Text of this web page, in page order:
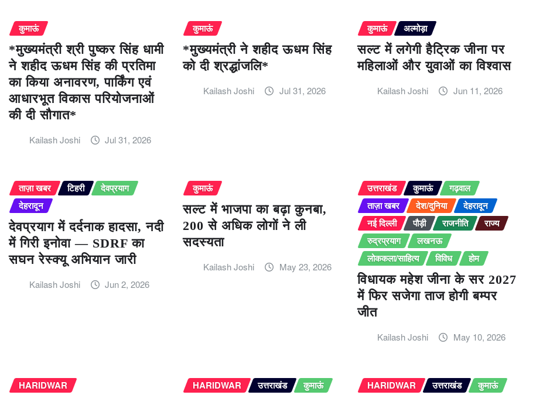
कुमाऊं
*मुख्यमंत्री श्री पुष्कर सिंह धामी
ने शहीद ऊधम सिंह की प्रतिमा
का किया अनावरण, पार्किंग एवं
आधारभूत विकास परियोजनाओं
की दी सौगात*
Kailash Joshi Jul 31, 2026
कुमाऊं
*मुख्यमंत्री ने शहीद ऊधम सिंह
को दी श्रद्धांजलि*
Kailash Joshi Jul 31, 2026
कुमाऊं अल्मोड़ा
सल्ट में लगेगी हैट्रिक जीना पर
महिलाओं और युवाओं का विश्वास
Kailash Joshi Jun 11, 2026
ताज़ा खबर टिहरी
देवप्रयाग
देहरादून
देवप्रयाग में दर्दनाक हादसा, नदी
में गिरी इनोवा — SDRF का
सघन रेस्क्यू अभियान जारी
Kailash Joshi Jun 2, 2026
कुमाऊं
सल्ट में भाजपा का बढ़ा कुनबा,
200 से अधिक लोगों ने ली
सदस्यता
Kailash Joshi May 23, 2026
उत्तराखंड कुमाऊं
गढ़वाल
ताज़ा खबर
देश/दुनिया
देहरादून
नई दिल्ली
पौड़ी राजनीति
राज्य
रुद्रप्रयाग
लखनऊ
लोककला/साहित्य
विविध होम
विधायक महेश जीना के सर 2027
में फिर सजेगा ताज होगी बम्पर
जीत
Kailash Joshi May 10, 2026
HARIDWAR
HARIDWAR उत्तराखंड
कुमाऊं
HARIDWAR उत्तराखंड
कुमाऊं